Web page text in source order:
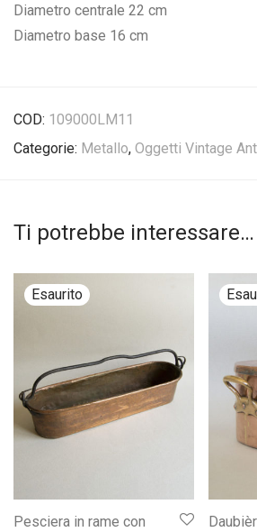
Diametro centrale 22 cm
Diametro base 16 cm
COD: 109000LM11
Categorie: Metallo, Oggetti Vintage
Ti potrebbe interessare…
Pesciera in rame con